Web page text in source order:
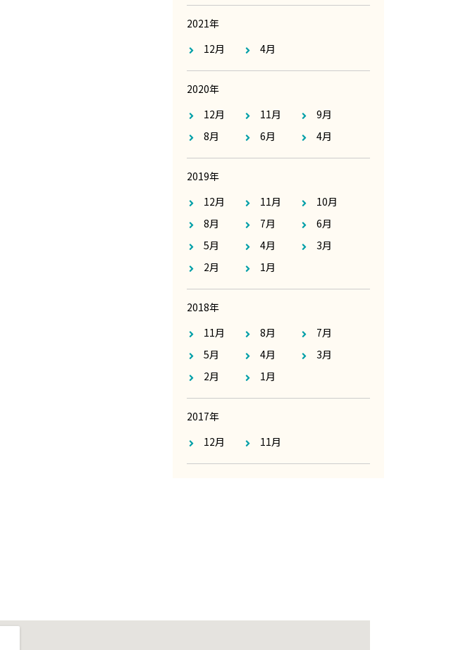
2021年
12月
4月
2020年
12月
11月
9月
8月
6月 4月
2019年
12月
11月
10月
8月
7月
6月
5月
4月
3月
2月
1月
2018年
11月
8月
7月
5月
4月
3月
2月
1月
2017年
12月
11月